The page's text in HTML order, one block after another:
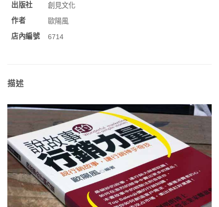
出版社
創見文化
作者
歐陽風
店內編號
6714
描述